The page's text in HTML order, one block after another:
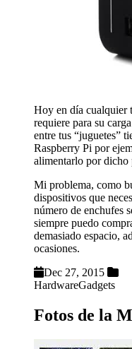
Hoy en día cualquier
requiere para su
entre tus “juguetes”
Raspberry Pi por
alimentarlo por dicho
Mi problema, como
dispositivos que
número de enchufes
siempre puedo
demasiado espacio,
ocasiones.
Dec 27, 2015
HardwareGadgets
Fotos de la